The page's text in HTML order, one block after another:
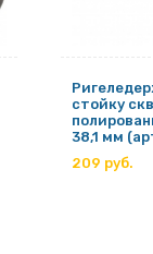
стойку
38,1 мм
209 руб.